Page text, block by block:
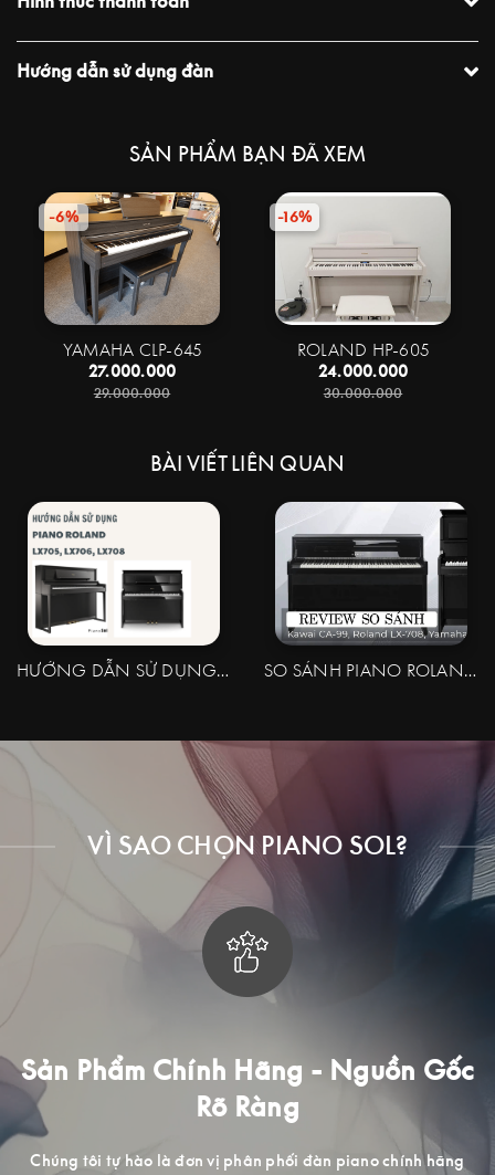
Hướng dẫn sử dụng đàn
SẢN PHẨM BẠN ĐÃ XEM
-6%
YAMAHA CLP-645
27.000.000
29.000.000
-16%
ROLAND HP-605
24.000.000
30.000.000
BÀI VIẾT LIÊN QUAN
HƯỚNG DẪN SỬ DỤNG PIANO ROLAND LX705, LX706, LX708 SO SÁNH PIANO ROLAND LX708 – YAMAHA CLP785 – KAWAI CA99
VÌ SAO CHỌN PIANO SOL?
Sản Phẩm Chính Hãng - Nguồn Gốc
Rõ Ràng
Chúng tôi tự hào là đơn vị phân phối đàn piano chính hãng